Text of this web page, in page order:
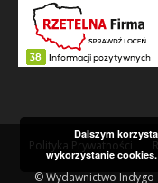
Polityka Prywatności
© Wydawnictwo Indygo
Dalszym
wykorzystanie